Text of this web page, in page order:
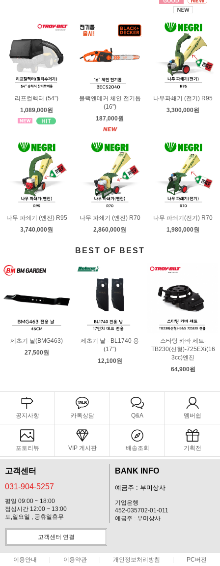
리프컬렉터 (54")
1,089,000원
블랙앤데커 체인 전기톱
(16")
187,000원
나무파쇄기 (전기) R95
3,300,000원
나무 파쇄기 (엔진) R95
3,740,000원
나무 파쇄기 (엔진) R70
2,860,000원
나무 파쇄기(전기) R70
1,980,000원
BEST OF BEST
제초기 날(BMG463)
27,500원
제초기 날 - BL1740 용
(17")
12,100원
스타팅 카바 세트-
TB230(신형)-725EXi(16
3cc)엔진
64,900원
공지사항 카톡상담 Q&A 멤버쉽
포토리뷰 VIP 게시판 배송조회 기획전
고객센터
031-904-5257
평일 09:00 ~ 18:00
점심시간 12:00 ~ 13:00
토,일요일 , 공휴일휴무
BANK INFO
예금주 : 부미상사
기업은행
452-035702-01-011
예금주 : 부미상사
고객센터 연결
이용안내 이용약관 개인정보처리방침 PC버전